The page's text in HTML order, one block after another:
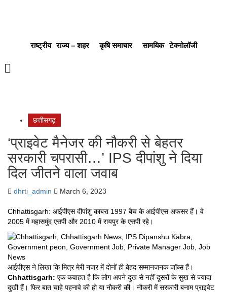
राष्ट्रीय राज्य – शहर कृषि समाचार सामयिक टेक्नोलॉजी
छत्तीसगढ़
‘प्राइवेट मैनेजर की नौकरी से बेहतर
सरकारी चपरासी…’ IPS दीपांशु ने दिया
दिल जीतने वाला जवाब
dhrti_admin March 6, 2023
Chhattisgarh: आईपीएस दीपांशु काबरा 1997 बैच के आईपीएस अफसर हैं। वे
2005 में महासमुंद एसपी और 2010 में रायपुर के एसपी रहे।
आईपीएस ने लिखा कि मित्र मेरी नजर में दोनों ही बेहद सम्मानजनक जॉब्स हैं।
Chhattisgarh: एक कवाहत है कि लोग अपने दुख से नहीं दूसरों के सुख से ज्यादा
दुखी हैं। फिर बात चाहे पहनावे की हो या नौकरी की। नौकरी में सरकारी बनाम प्राइवेट